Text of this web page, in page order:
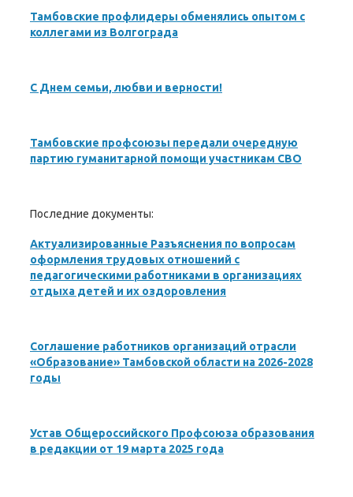
Тамбовские профлидеры обменялись опытом с
коллегами из Волгограда
С Днем семьи, любви и верности!
Тамбовские профсоюзы передали очередную
партию гуманитарной помощи участникам СВО
Последние документы:
Актуализированные Разъяснения по вопросам
оформления трудовых отношений с
педагогическими работниками в организациях
отдыха детей и их оздоровления
Соглашение работников организаций отрасли
«Образование» Тамбовской области на 2026-2028
годы
Устав Общероссийского Профсоюза образования
в редакции от 19 марта 2025 года